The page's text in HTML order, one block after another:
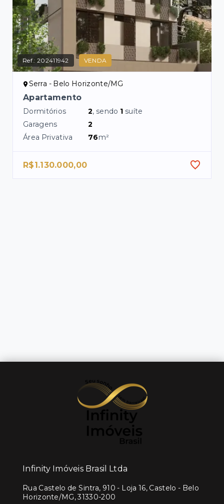
Ref.:202411942 VENDA
Serra - Belo Horizonte/MG
Apartamento
Dormitórios 2, sendo 1 suíte
Garagens
2
Área Privativa
76m²
R$1.130.000,00
Infinity Imóveis Brasil Ltda
Rua Castelo de Sintra, 910 - Loja 16, Castelo - Belo
Horizonte/MG, 31330-200